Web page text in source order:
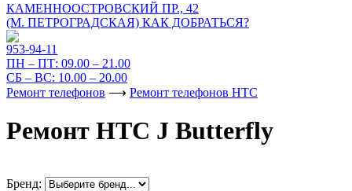
КАМЕННООСТРОВСКИЙ ПР., 42
(М. ПЕТРОГРАДСКАЯ) КАК ДОБРАТЬСЯ?
953-94-11
ПН – ПТ: 09.00 – 21.00
СБ – ВС: 10.00 – 20.00
Ремонт телефонов ⟶ Ремонт телефонов HTC
Ремонт HTC J Butterfly
Бренд: